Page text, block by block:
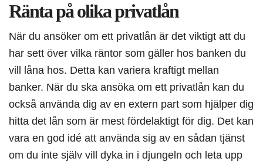
Ränta på olika privatlån
När du ansöker om ett privatlån är det viktigt att du
har sett över vilka räntor som gäller hos banken du
vill låna hos. Detta kan variera kraftigt mellan
banker. När du ska ansöka om ett privatlån kan du
också använda dig av en extern part som hjälper dig
hitta det lån som är mest fördelaktigt för dig. Det kan
vara en god idé att använda sig av en sådan tjänst
om du inte själv vill dyka in i djungeln och leta upp